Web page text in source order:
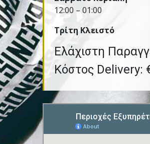
12:00 – 01:00
Τρίτη Kλειστό
Ελάχιστη
Κόστος Delivery: